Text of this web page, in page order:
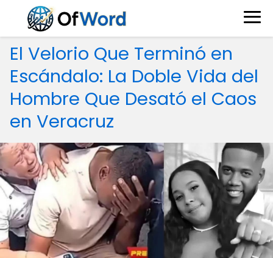
El Velorio Que Terminó en
Escándalo: La Doble Vida del
Hombre Que Desató el Caos
en Veracruz